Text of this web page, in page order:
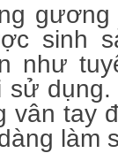
gương
sinh
như
vân tay
làm